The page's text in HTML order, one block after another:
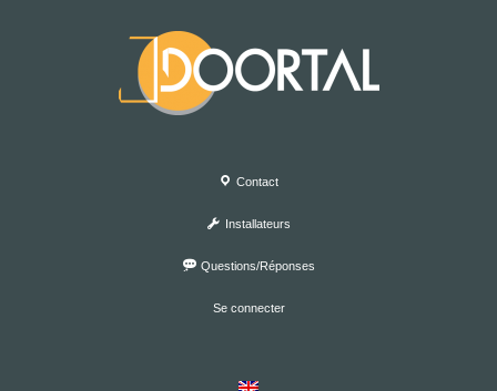
Contact
Installateurs
Questions/Réponses
Se connecter